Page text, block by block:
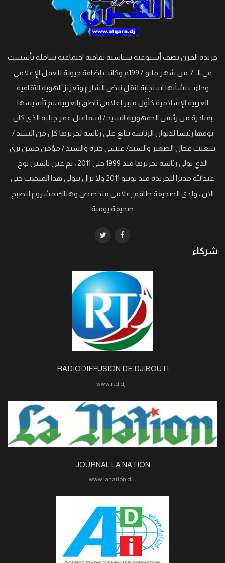
جريدة القرن نصف أسبوعية سياسية ثقافية اجتماعية شاملة تأسست
في الـ 7 من شهر مايو 1997م وكانت إضافة حيوية للعمل الإعلامي
وجاءت نشأتها استجابة لنقل نبض الشارع وتعزيز الهوية الثقافية
العربية الإسلامية كأول منبر إعلامي ناطق بالعربية ،تم تأسيسها
بمبادرة من رئيس الجمهورية السيد / إسماعيل عمر جيليه الذي كان
يومها رئيسا لديوان الرئاسة تتابع على رئاسة تحريرها كل من السيد /
شعيب عجال الصغير والسيد/ عيسى خيره والسيد / مؤمن حسن برى
الذي تولى رئاسة تحريرها منذ 1999 حتى 2011 ، ثم عين ياسين بوح
عبدالله مديرا للجريدة منذ يونيو 2011 ولا يزال يتولى هذا المنصب حتى
الآن ، ولدى الصحيفة طاقم إعلامي متخصص وهناك مشروع لتصبح
صحيفة يومية
شركاء
RADIODIFFUSION DE DJIBOUTI
JOURNAL LA NATION